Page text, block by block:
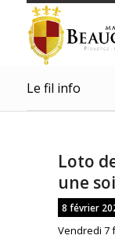
Le fil info
Loto
une
8 février
Vendredi 7